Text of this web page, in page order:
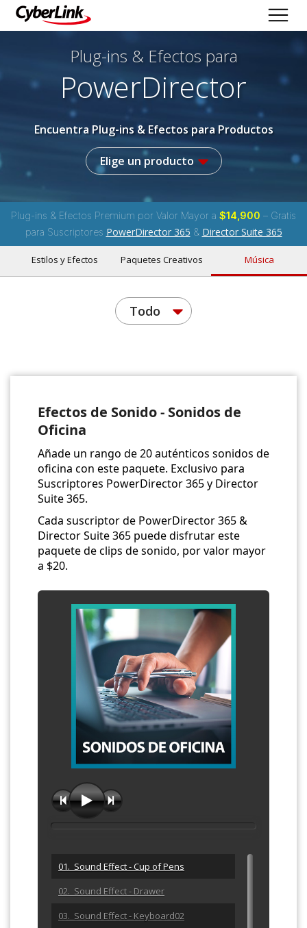
Plug-ins & Efectos para
PowerDirector
Encuentra Plug-ins & Efectos para Productos
Elige un producto
Plug-ins & Efectos Premium por Valor Mayor a $14,900 – Gratis
para Suscriptores PowerDirector 365 & Director Suite 365
Estilos y Efectos Paquetes Creativos Música
Todo
Efectos de Sonido - Sonidos de
Oficina
Añade un rango de 20 auténticos sonidos de
oficina con este paquete. Exclusivo para
Suscriptores PowerDirector 365 y Director
Suite 365.
Cada suscriptor de PowerDirector 365 &
Director Suite 365 puede disfrutar este
paquete de clips de sonido, por valor mayor
a $20.
01. Sound Effect - Cup of Pens
02. Sound Effect - Drawer
03. Sound Effect - Keyboard02